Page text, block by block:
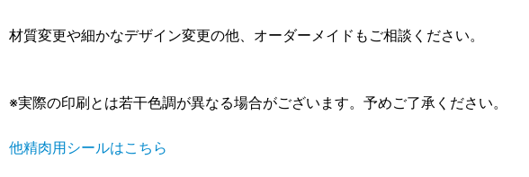
材質変更や細かなデザイン変更の他、オーダーメイドもご相談ください。
※実際の印刷とは若干色調が異なる場合がございます。予めご了承ください。
他精肉用シールはこちら